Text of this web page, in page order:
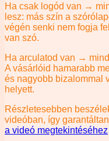
Ha csak logód van →
lesz: más szín a
végén senki nem fogja
van szó.
Ha arculatod van →
A vásárlóid hamarabb
és nagyobb bizalommal
helyett.
Részletesebben
videóban, így
a videó megtekintéséhez